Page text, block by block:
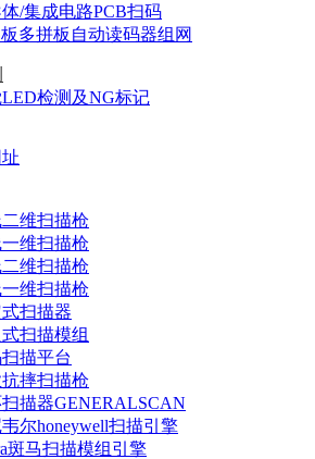
/集成电路PCB扫码
多拼板自动读码器组网
检测及NG标记
维扫描枪
维扫描枪
维扫描枪
维扫描枪
扫描器
扫描模组
描平台
摔扫描枪
描器GENERALSCAN
尔honeywell扫描引擎
斑马扫描模组引擎